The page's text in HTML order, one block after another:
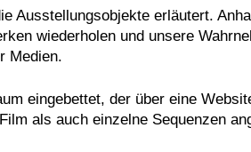
Ausstellungsobjekte erläutert.
wiederholen und unsere
Medien.
eingebettet, der über eine
als auch einzelne Sequenzen